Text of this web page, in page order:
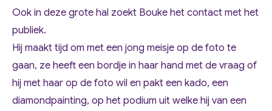
Ook in deze grote hal zoekt Bouke het contact met het
publiek.
Hij maakt tijd om met een jong meisje op de foto te
gaan, ze heeft een bordje in haar hand met de vraag of
hij met haar op de foto wil en pakt een kado, een
diamondpainting, op het podium uit welke hij van een